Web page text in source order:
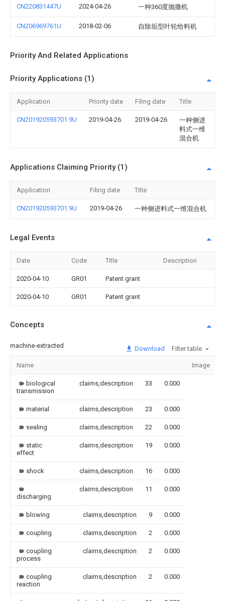
CN220831447U 2024-04-26 一种360度抛撒机
CN206969761U 2018-02-06 自除垢型叶轮给料机
Priority And Related Applications
Priority Applications (1)
Application Priority date Filing date Title
CN201920593701.9U 2019-04-26 2019-04-26
一种侧进
料式一维
混合机
Applications Claiming Priority (1)
Application Filing date Title
CN201920593701.9U 2019-04-26 一种侧进料式一维混合机
Legal Events
Date Code Title Description
2020-04-10 GR01 Patent grant
2020-04-10 GR01 Patent grant
Concepts
machine-extracted Download Filter table
Name Image
biological
transmission
claims,description 33 0.000
material claims,description 23 0.000
sealing claims,description 22 0.000
static
effect
claims,description 19 0.000
shock claims,description 16 0.000
discharging
claims,description 11 0.000
blowing claims,description 9 0.000
coupling claims,description 2 0.000
coupling
process
claims,description 2 0.000
coupling
reaction
claims,description 2 0.000